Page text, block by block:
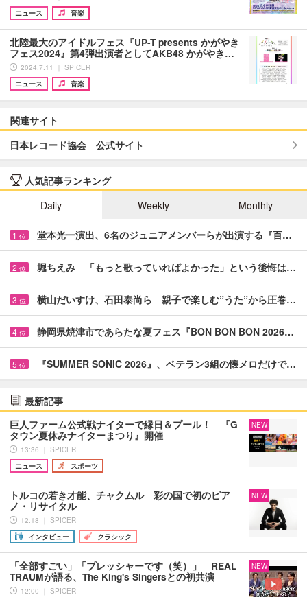
ニュース
音楽
北陸最大のアイドルフェス『UP-T presents かがやき
フェス2024』第4弾出演者としてAKB48 かがやき…
2024.7.11 ｜ SPICER
ニュース
音楽
関連サイト
日本レコード協会 公式サイト
人気記事ランキング
Daily
Weekly Monthly
1 位 堂本光一演出、6名のジュニアメンバーらが出演する『百…
2 位 堀ちえみ 「もっと歌っていればよかった」という後悔は…
3 位 横山だいすけ、石田泰尚ら 親子で楽しむ”うた”から圧巻…
4 位 静岡県焼津市であらたな夏フェス『BON BON BON 2026…
5 位 『SUMMER SONIC 2026』、ベテラン3組の懐メロだけで…
最新記事
巨人ファーム公式戦ナイターで縁日＆プール！ 『G
タウン夏休みナイターまつり』開催
13:36 ｜ SPICER
ニュース
スポーツ
NEW
トルコの若き才能、チャクムル 彩の国で初のピア
ノ・リサイタル
12:18 ｜ SPICER
インタビュー
クラシック
NEW
「全部すごい」「プレッシャーです（笑）」 REAL
TRAUMが語る、The King's Singersとの初共演
12:00 ｜ SPICER
NEW